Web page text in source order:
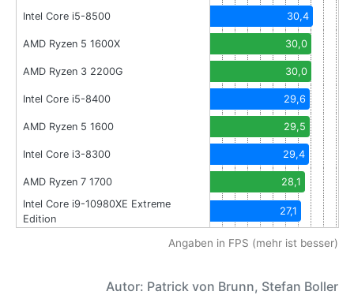
Intel Core i5-8500 30,4
AMD Ryzen 5 1600X 30,0
AMD Ryzen 3 2200G 30,0
Intel Core i5-8400 29,6
AMD Ryzen 5 1600 29,5
Intel Core i3-8300 29,4
AMD Ryzen 7 1700
28,1
Intel Core i9-10980XE Extreme
Edition
27,1
Angaben in FPS (mehr ist besser)
Autor: Patrick von Brunn, Stefan Boller